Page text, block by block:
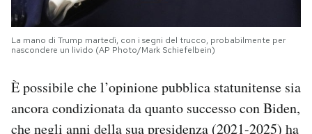
La mano di Trump martedì, con i segni del trucco, probabilmente per
nascondere un livido (AP Photo/Mark Schiefelbein)
È possibile che l’opinione pubblica statunitense sia
ancora condizionata da quanto successo con Biden,
che negli anni della sua presidenza (2021-2025) ha